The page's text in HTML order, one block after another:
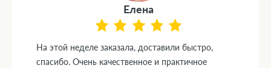
Елена
На этой неделе заказала, доставили быстро,
спасибо. Очень качественное и практичное